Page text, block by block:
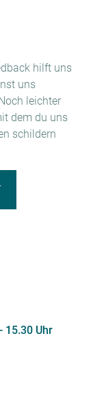
hilft uns
uns
leichter
dem du uns
schildern
15.30 Uhr